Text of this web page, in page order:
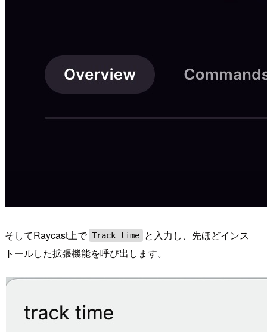
そしてRaycast上で Track time
と入力し、先ほどインス
トールした拡張機能を呼び出します。